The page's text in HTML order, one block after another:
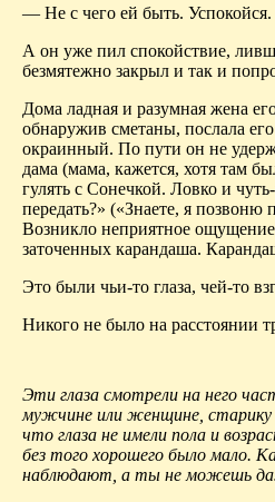
— Не с чего ей быть.
А он уже пил спокойствие,
безмятежно закрыл и так и
Дома ладная и разумная жена
обнаружив сметаны, послала
окраинный. По пути он не
дама (мама, кажется, хотя там
гулять с Сонечкой. Ловко и
передать?» («Знаете, я позвоню
Возникло неприятное
заточенных карандаша.
Это были чьи-то глаза, чей-то
Никого не было на расстоянии
Эти глаза смотрели на него
мужчине или женщине,
что глаза не имели пола и
без того хорошего было мало.
наблюдают, а ты не можешь